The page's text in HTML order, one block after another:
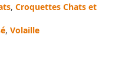
, Croquettes Chats et
, Volaille